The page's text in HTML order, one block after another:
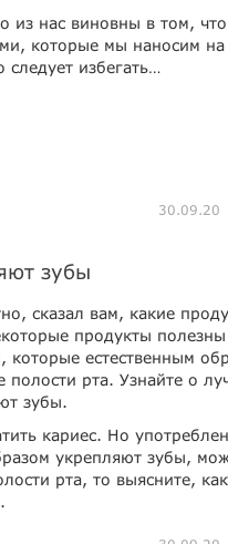
из нас виновны в том,
которые мы наносим
избегать…
30.09.20
зубы
сказал вам, какие
продукты
которые естественным
рта. Узнайте о
зубы.
кариес. Но
укрепляют зубы,
рта, то выясните,